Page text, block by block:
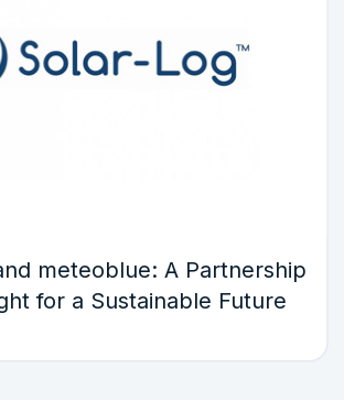
meteoblue: A Partnership
for a Sustainable Future